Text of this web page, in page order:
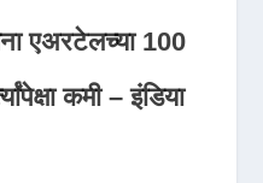
एअरटेलच्या 100
कमी – इंडिया